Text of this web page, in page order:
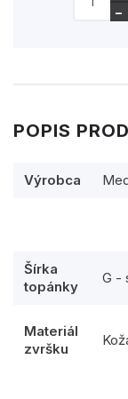
−
POPIS
Výrobca
Šírka
topánky
G -
Materiál
zvršku